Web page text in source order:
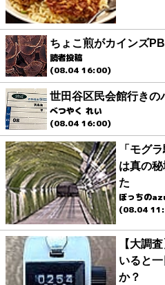
ちょこ煎がカインズ
読者投稿
(08.04 16:00)
世田谷区民会館行きの
べつやく れい
(08.04 16:00)
「モグ
は真の
た
ぼっちの
(08.04
【大調
いると
か？